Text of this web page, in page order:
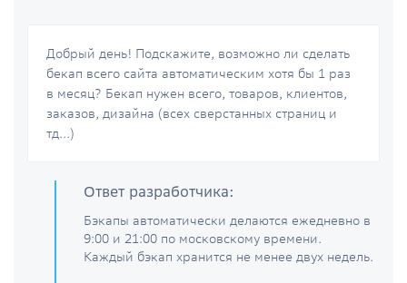
Добрый день! Подскажите, возможно ли сделать
бекап всего сайта автоматическим хотя бы 1 раз
в месяц? Бекап нужен всего, товаров, клиентов,
заказов, дизайна (всех сверстанных страниц и
тд...)
Ответ разработчика:
Бэкапы автоматически делаются ежедневно в
9:00 и 21:00 по московскому времени.
Каждый бэкап хранится не менее двух недель.